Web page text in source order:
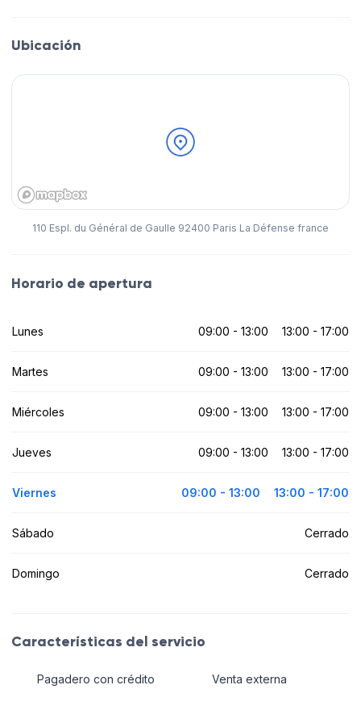
Ubicación
110 Espl. du Général de Gaulle 92400 Paris La Défense france
Horario de apertura
Lunes 09:00 - 13:00 13:00 - 17:00
Martes 09:00 - 13:00 13:00 - 17:00
Miércoles 09:00 - 13:00 13:00 - 17:00
Jueves 09:00 - 13:00 13:00 - 17:00
Viernes 09:00 - 13:00 13:00 - 17:00
Sábado Cerrado
Domingo Cerrado
Características del servicio
Pagadero con crédito Venta externa